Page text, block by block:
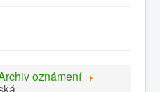
oznámení